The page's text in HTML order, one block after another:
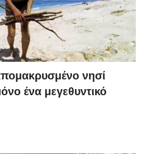
νησί
ένα μεγεθυντικό